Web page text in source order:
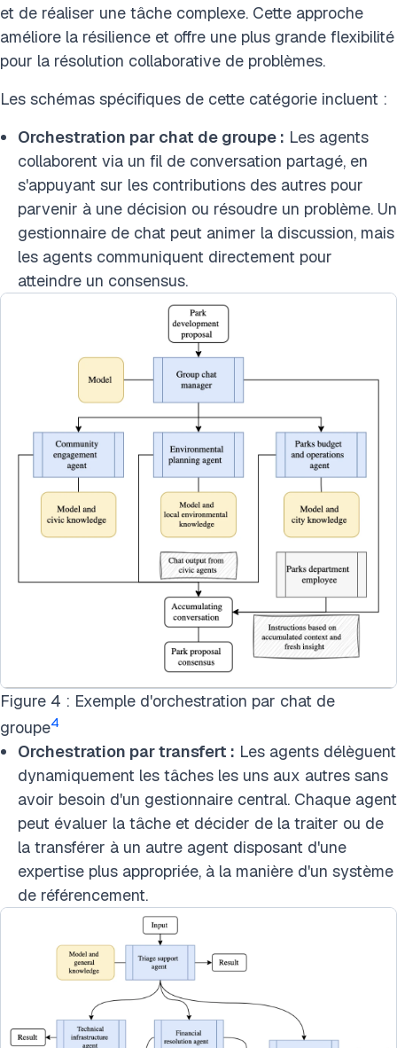
et de réaliser une tâche complexe. Cette approche
améliore la résilience et offre une plus grande flexibilité
pour la résolution collaborative de problèmes.
Les schémas spécifiques de cette catégorie incluent :
Orchestration par chat de groupe : Les agents
collaborent via un fil de conversation partagé, en
s'appuyant sur les contributions des autres pour
parvenir à une décision ou résoudre un problème. Un
gestionnaire de chat peut animer la discussion, mais
les agents communiquent directement pour
atteindre un consensus.
Figure 4 : Exemple d'orchestration par chat de
groupe4
Orchestration par transfert : Les agents délèguent
dynamiquement les tâches les uns aux autres sans
avoir besoin d'un gestionnaire central. Chaque agent
peut évaluer la tâche et décider de la traiter ou de
la transférer à un autre agent disposant d'une
expertise plus appropriée, à la manière d'un système
de référencement.